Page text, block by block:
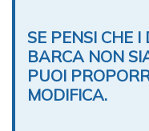
SE PENSI CHE
BARCA NON
PUOI
MODIFICA.